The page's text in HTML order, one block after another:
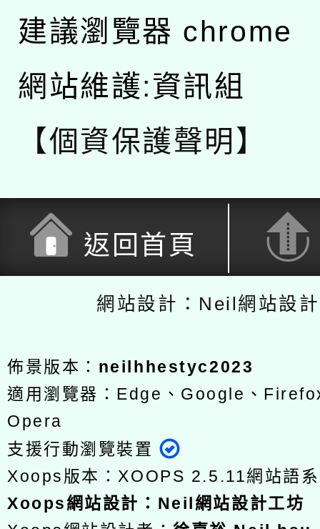
建議瀏覽器 chrome
網站維護:資訊組
【個資保護聲明】
返回首頁
網站設計：Neil網站設
佈景版本： neilhhestyc2023
適用瀏覽器：Edge、Google、
Opera
支援行動瀏覽裝置
Xoops版本：XOOPS 2.5.11網站語
Xoops網站設計 ： Neil網站設計工坊